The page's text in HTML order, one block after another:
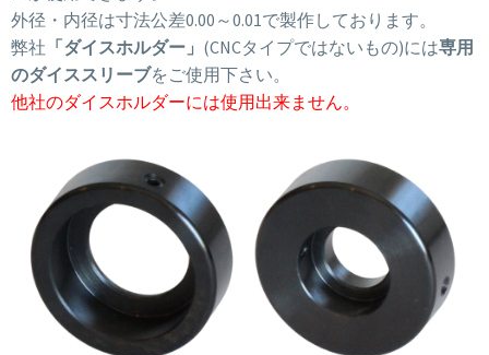
外径・内径は寸法公差0.00～0.01で製作しております。
弊社 「ダイスホルダー」 (CNCタイプではないもの)には専用
のダイススリーブをご使用下さい。
他社のダイスホルダーには使用出来ません。